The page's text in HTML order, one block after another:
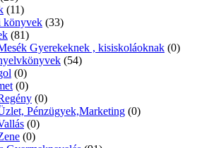
(11)
könyvek (33)
(81)
Gyerekeknek , kisiskoláoknak (0)
(54)
(0)
(0)
(0)
Pénzügyek,Marketing (0)
(0)
(0)